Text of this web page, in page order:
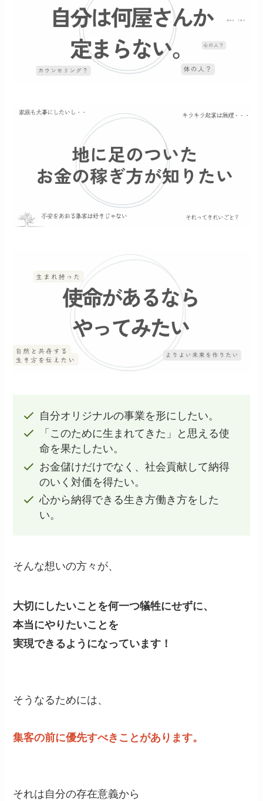
自分オリジナルの事業を形にしたい。
「このために生まれてきた」と思える使
命を果たしたい。
お金儲けだけでなく、社会貢献して納得
のいく対価を得たい。
心から納得できる生き方働き方をした
い。
そんな想いの方々が、
大切にしたいことを何一つ犠牲にせずに、
本当にやりたいことを
実現できるようになっています！
そうなるためには、
集客の前に優先すべきことがあります。
それは自分の存在意義から